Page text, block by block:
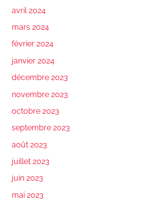
avril 2024
mars 2024
février 2024
janvier 2024
décembre 2023
novembre 2023
octobre 2023
septembre 2023
août 2023
juillet 2023
juin 2023
mai 2023